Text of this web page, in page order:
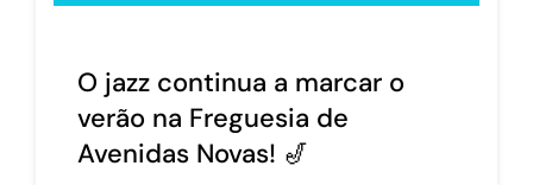
O jazz continua a marcar o
verão na Freguesia de
Avenidas Novas! 🎷